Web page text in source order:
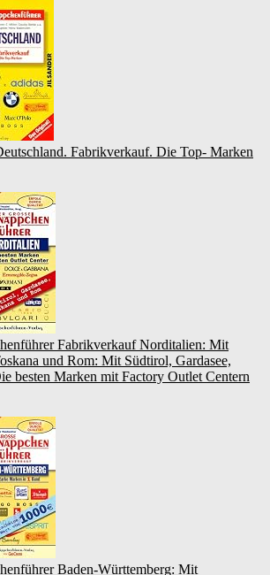
Fabrikverkauf. Die Top- Marken
Fabrikverkauf Norditalien: Mit
und Rom: Mit Südtirol, Gardasee,
besten Marken mit Factory Outlet Centern
Baden-Württemberg: Mit